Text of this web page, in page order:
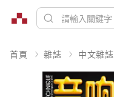
首頁 雜誌 中文雜誌